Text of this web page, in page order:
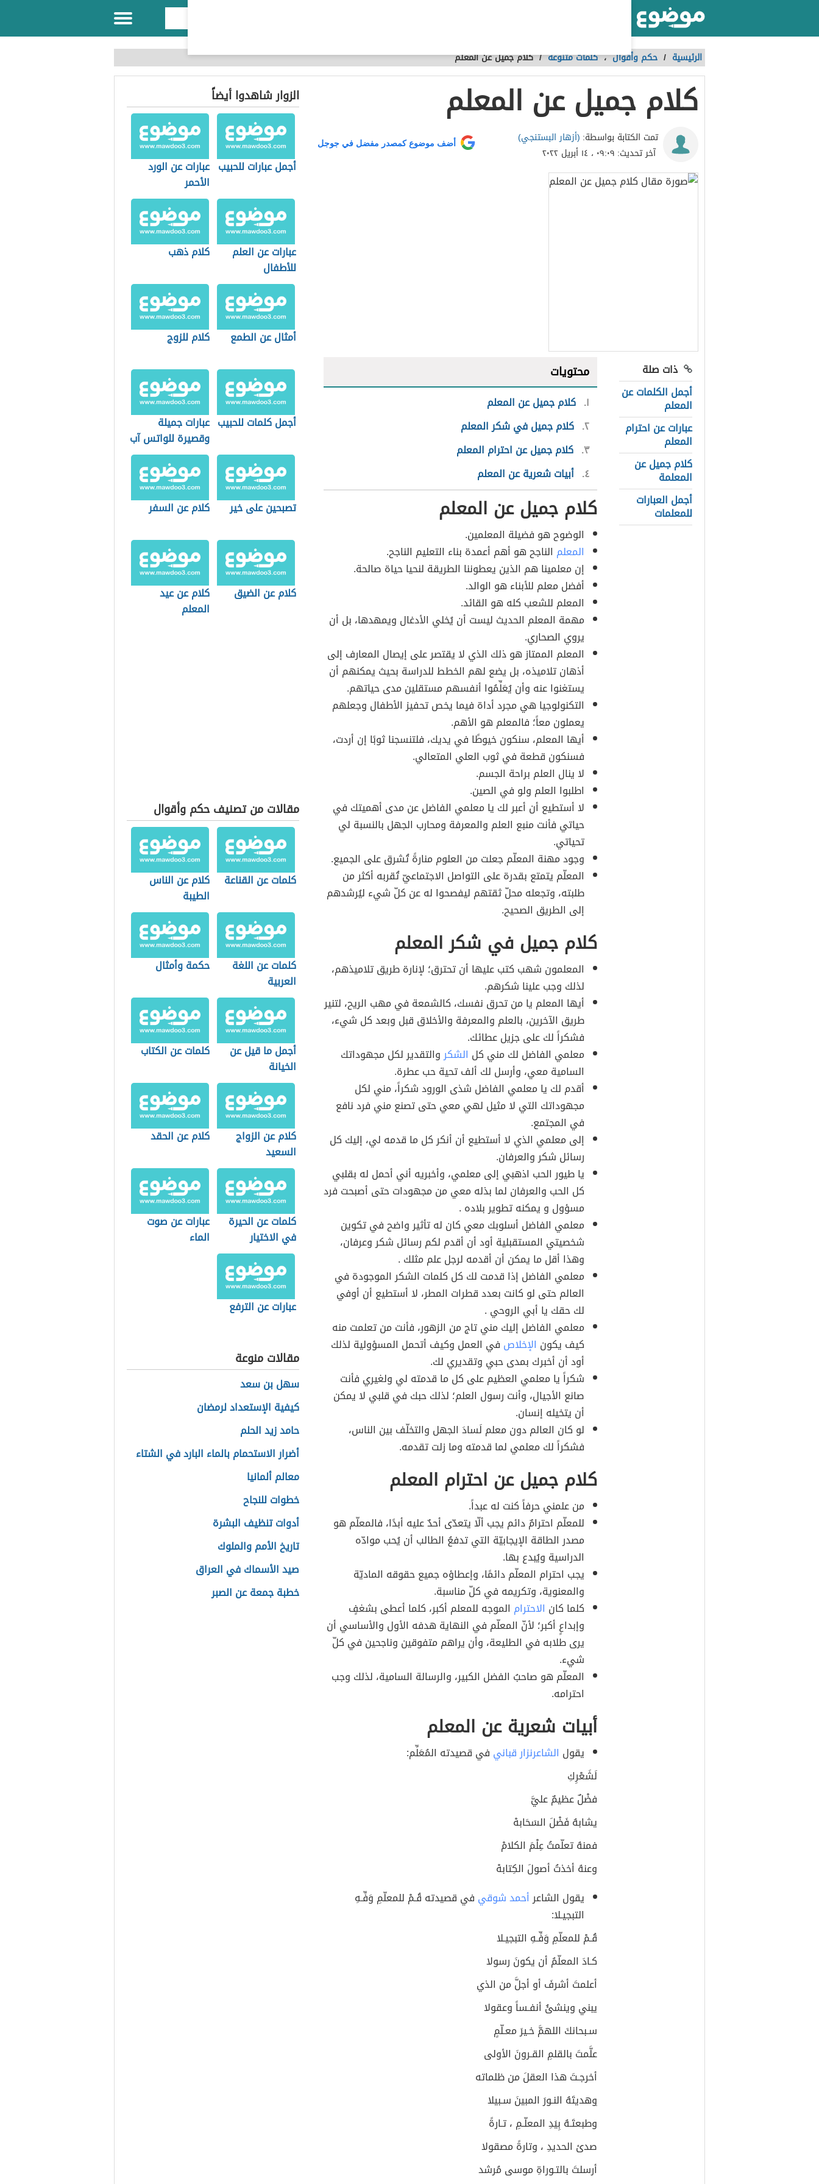
الرئيسية / حكم وأقوال،كلمات متنوعة /كلام جميل عن المعلم
كلام جميل عن المعلم
تمت الكتابة بواسطة: (أزهار البستنجي)
آخر تحديث: ٠٩:٠٩ ، ١٤ أبريل ٢٠٢٢
أضف موضوع كمصدر مفضل في جوجل
ذات صلة
أجمل الكلمات عن
المعلم
عبارات عن احترام
المعلم
كلام جميل عن
المعلمة
أجمل العبارات
للمعلمات
محتويات
١ كلام جميل عن المعلم
٢ كلام جميل في شكر المعلم
٣ كلام جميل عن احترام المعلم
٤ أبيات شعرية عن المعلم
كلام جميل عن المعلم
الوضوح هو فضيلة المعلمين.
المعلم الناجح هو أهم أعمدة بناء التعليم الناجح.
إن معلمينا هم الذين يعطوننا الطريقة لنحيا حياة صالحة.
أفضل معلم للأبناء هو الوالد.
المعلم للشعب كله هو القائد.
مهمة المعلم الحديث ليست أن يُخلي الأدغال ويمهدها، بل أن
يروي الصحاري.
المعلم الممتاز هو ذلك الذي لا يقتصر على إيصال المعارف إلى
أذهان تلاميذه، بل يضع لهم الخطط للدراسة بحيث يمكنهم أن
يستغنوا عنه وأن يُعَلِّمُوا أنفسهم مستقلين مدى حياتهم.
التكنولوجيا هي مجرد أداة فيما يخص تحفيز الأطفال وجعلهم
يعملون معاً؛ فالمعلم هو الأهم.
أيها المعلم، سنكون خيوطًا في يديك، فلتنسجنا ثوبًا إن أردت،
فسنكون قطعة في ثوب العلي المتعالي. ‏
لا ينال العلم براحة الجسم.
اطلبوا العلم ولو في الصين.
لا أستطيع أن أعبر لك يا معلمي الفاضل عن مدى أهميتك في
حياتي فأنت منبع العلم والمعرفة ومحارب الجهل بالنسبة لي
تحياتي.
وجود مهنة المعلّم جعلت من العلوم منارةً تُشرق على الجميع.
المعلّم يتمتع بقدرة على التواصل الاجتماعيّ تُقربه أكثر من
طلبته، وتجعله محلّ ثقتهم ليفصحوا له عن كلّ شيء ليُرشدهم
إلى الطريق الصحيح.
كلام جميل في شكر المعلم
المعلمون شهب كتب عليھا أن تحترق؛ لإنارة طريق تلاميذهم،
لذلك وجب علينا شكرهم.
أيها المعلم يا من تحرق نفسك، كالشمعة في مهب الريح، لتنير
طريق الآخرين، بالعلم والمعرفة والأخلاق قبل وبعد كل شيء،
فشكراً لك على جزيل عطائك.
معلمي الفاضل لك مني كل الشكروالتقدير لكل مجهوداتك
السامية معي، وأرسل لك ألف تحية حب عطرة.
أقدم لك يا معلمي الفاضل شذى الورود شكراً، مني لكل
مجهوداتك التي لا مثيل لهي معي حتى تصنع مني فرد نافع
في المجتمع.
إلى معلمي الذي لا أستطيع أن أنكر كل ما قدمه لي، إليك كل
رسائل شكر والعرفان.
يا طيور الحب اذهبي إلى معلمي، وأخبريه أني أحمل له بقلبي
كل الحب والعرفان لما بذله معي من مجهودات حتى أصبحت فرد
مسؤول و يمكنه تطوير بلاده .
معلمي الفاضل أسلوبك معي كان له تأثير واضح في تكوين
شخصيتي المستقبلية أود أن أقدم لكم رسائل شكر وعرفان،
وهذا أقل ما يمكن أن أقدمه لرجل علم مثلك .
معلمي الفاضل إذا قدمت لك كل كلمات الشكر الموجودة في
العالم حتى لو كانت بعدد قطرات المطر، لا أستطيع أن أوفي
لك حقك يا أبي الروحي .
معلمي الفاضل إليك مني تاج من الزهور، فأنت من تعلمت منه
كيف يكون الإخلاص في العمل وكيف أتحمل المسؤولية لذلك
أود أن أخبرك بمدى حبي وتقديري لك.
شكراً يا معلمي العظيم على كل ما قدمته لي ولغيري فأنت
صانع الأجيال، وأنت رسول العلم؛ لذلك حبك في قلبي لا يمكن
أن يتخيله إنسان.
لو كان العالم دون معلم لَسادَ الجهل والتخلّف بين الناس،
فشكراً لك معلمي لما قدمته وما زلت تقدمه.
كلام جميل عن احترام المعلم
من علمني حرفاً كنت له عبداً.
للمعلّم احترامٌ دائم يجب ألّا يتعدّى أحدٌ عليه أبدًا، فالمعلّم هو
مصدر الطاقة الإيجابيّة التي تدفعُ الطالب أن يُحب موادّه
الدراسية ويُبدع بها.
يجب احترام المعلّم دائمًا، وإعطاؤه جميع حقوقه الماديّة
والمعنوية، وتكريمه في كلّ مناسبة.
كلما كان الاحترام الموجه للمعلم أكبر، كلما أعطى بشغفٍ
وإبداعٍ أكبر؛ لأنّ المعلّم في النهاية هدفه الأول والأساسي أن
يرى طلابه في الطليعة، وأن يراهم متفوقين وناجحين في كلّ
شيء.
المعلّم هو صاحبُ الفضل الكبير، والرسالة السامية، لذلك وجب
احترامه.
أبيات شعرية عن المعلم
يقول الشاعرنزار قباني في قصيدته المُعَلِّم:
لَشَعْرِكِ
فضْلٌ عظيمٌ عليَّ
يشابهُ فَضْلَ السَحَابهْ
فمنهُ تعلّمتُ عِلْمَ الكلامْ
وعنهُ أخذتُ أصولَ الكِتابهْ
يقول الشاعرأحمد شوقي في قصيدته قُـمْ للمعلّمِ وَفِّـهِ
التبجيـلا:
قُـمْ للمعلّمِ وَفِّـهِ التبجيـلا
كـادَ المعلّمُ أن يكونَ رسولا
أعلمتَ أشرفَ أو أجلَّ من الذي
يبني وينشئُ أنفـساً وعقولا
سـبحانكَ اللهمَّ خـيرَ معـلّمٍ
علَّمتَ بالقلمِ القـرونَ الأولى
أخرجـتَ هذا العقلَ من ظلماته
ِوهديتَهُ النـورَ المبينَ سـبيلا
وطبعتَـهُ بِيَدِ المعلّـمِ ، تـارةً
صدئ الحديدِ ، وتارةً مصقولا
أرسلتَ بالتـوراةِ موسى مُرشد
الزوار شاهدوا أيضاً
أجمل عبارات للحبيب عبارات عن الورد
الأحمر
عبارات عن العلم
للأطفال
كلام ذهب
أمثال عن الطمع كلام للزوج
أجمل كلمات للحبيب عبارات جميلة
وقصيرة للواتس آب
تصبحين على خير كلام عن السفر
كلام عن الضيق
كلام عن عيد
المعلم
مقالات من تصنيف حكم وأقوال
كلمات عن القناعة
كلام عن الناس
الطيبة
كلمات عن اللغة
العربية
حكمة وأمثال
أجمل ما قيل عن
الخيانة
كلمات عن الكتاب
كلام عن الزواج
السعيد
كلام عن الحقد
كلمات عن الحيرة
في الاختيار
عبارات عن صوت
الماء
عبارات عن الترفع
مقالات منوعة
سهل بن سعد
كيفية الإستعداد لرمضان
حامد زيد الحلم
أضرار الاستحمام بالماء البارد في الشتاء
معالم ألمانيا
خطوات للنجاح
أدوات تنظيف البشرة
تاريخ الأمم والملوك
صيد الأسماك في العراق
خطبة جمعة عن الصبر